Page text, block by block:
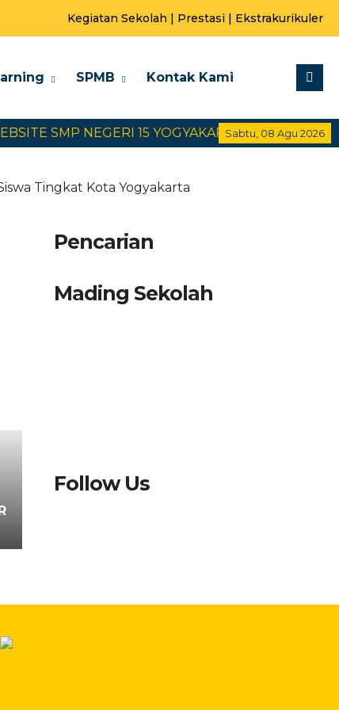
Kegiatan Sekolah | Prestasi | Ekstrakurikuler
SPMB Kontak Kami
Sabtu, 08 Agu 2026
SMP NEGERI 15 YOGYAKARTA SELAMAT
Tingkat Kota Yogyakarta
Pencarian
Mading Sekolah
Follow Us